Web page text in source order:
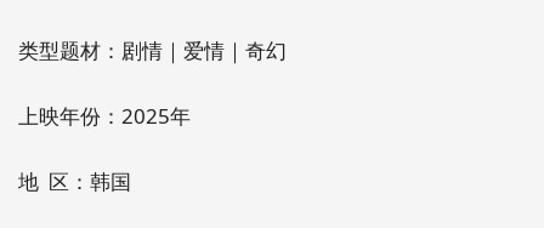
类型题材：剧情｜爱情｜奇幻
上映年份：2025年
地 区：韩国